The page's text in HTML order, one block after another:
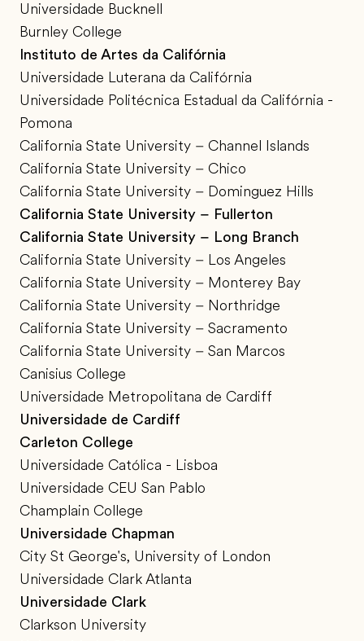
Universidade Bucknell
Burnley College
Instituto de Artes da Califórnia
Universidade Luterana da Califórnia
Universidade Politécnica Estadual da Califórnia -
Pomona
California State University – Channel Islands
California State University – Chico
California State University – Dominguez Hills
California State University – Fullerton
California State University – Long Branch
California State University – Los Angeles
California State University – Monterey Bay
California State University – Northridge
California State University – Sacramento
California State University – San Marcos
Canisius College
Universidade Metropolitana de Cardiff
Universidade de Cardiff
Carleton College
Universidade Católica - Lisboa
Universidade CEU San Pablo
Champlain College
Universidade Chapman
City St George's, University of London
Universidade Clark Atlanta
Universidade Clark
Clarkson University